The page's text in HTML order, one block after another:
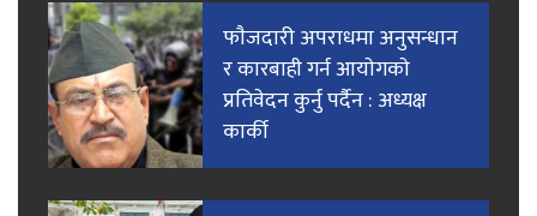
फाैजदारी अपराधमा अनुसन्धान
र कारबाही गर्न आयाेगकाे
प्रतिवेदन कुर्नु पर्दैन : अध्यक्ष
कार्की